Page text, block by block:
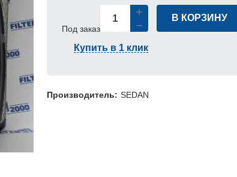
Под заказ
В КОРЗИНУ
Купить в 1 клик
Производитель: SEDAN